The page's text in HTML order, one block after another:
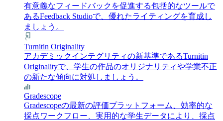
有意義なフィードバックを促進する包括的なツールで
あるFeedback Studioで、優れたライティングを育成し
ましょう。
Turnitin Originality
アカデミックインテグリティの新基準であるTurnitin
Originalityで、学生の作品のオリジナリティや学業不正
の新たな傾向に対処しましょう。
Gradescope
Gradescopeの最新の評価プラットフォーム、効率的な
採点ワークフロー、実用的な学生データにより、採点